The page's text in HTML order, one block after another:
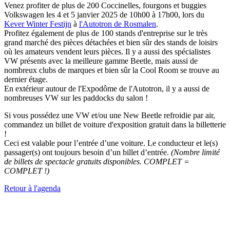
Venez profiter de plus de 200 Coccinelles, fourgons et buggies
Volkswagen les 4 et 5 janvier 2025 de 10h00 à 17h00, lors du
Kever Winter Festijn à l'Autotron de Rosmalen.
Profitez également de plus de 100 stands d'entreprise sur le très
grand marché des pièces détachées et bien sûr des stands de loisirs
où les amateurs vendent leurs pièces. Il y a aussi des spécialistes
VW présents avec la meilleure gamme Beetle, mais aussi de
nombreux clubs de marques et bien sûr la Cool Room se trouve au
dernier étage.
En extérieur autour de l'Expodôme de l'Autotron, il y a aussi de
nombreuses VW sur les paddocks du salon !
Si vous possédez une VW et/ou une New Beetle refroidie par air,
commandez un billet de voiture d'exposition gratuit dans la billetterie
!
Ceci est valable pour l’entrée d’une voiture. Le conducteur et le(s)
passager(s) ont toujours besoin d’un billet d’entrée. (Nombre limité
de billets de spectacle gratuits disponibles. COMPLET =
COMPLET !)
Retour à l'agenda